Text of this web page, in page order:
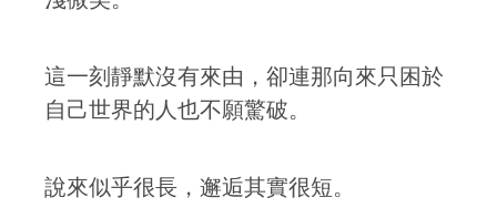
這一刻靜默沒有來由，卻連那向來只困於
自己世界的人也不願驚破。
說來似乎很長，邂逅其實很短。